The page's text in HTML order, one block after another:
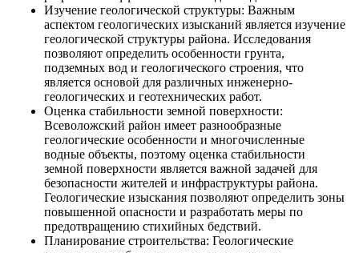
Изучение геологической структуры: Важным
аспектом геологических изысканий является изучение
геологической структуры района. Исследования
позволяют определить особенности грунта,
подземных вод и геологического строения, что
является основой для различных инженерно-
геологических и геотехнических работ.
Оценка стабильности земной поверхности:
Всеволожский район имеет разнообразные
геологические особенности и многочисленные
водные объекты, поэтому оценка стабильности
земной поверхности является важной задачей для
безопасности жителей и инфраструктуры района.
Геологические изыскания позволяют определить зоны
повышенной опасности и разработать меры по
предотвращению стихийных бедствий.
Планирование строительства: Геологические